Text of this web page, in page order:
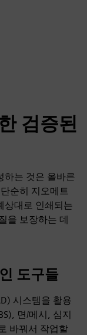
검증된
하는 것은 올바른
순히 지오메트
상대로 인쇄되는
을 보장하는 데
도구들
시스템을 활용
면/메시, 심지
바꿔서 작업할